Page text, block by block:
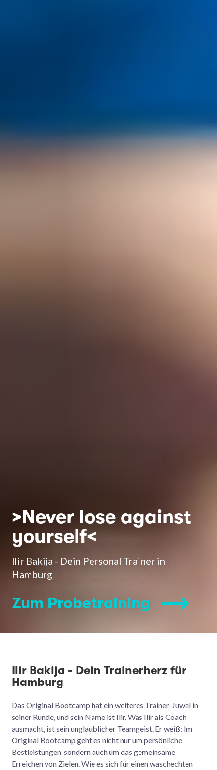
>Never lose against
yourself<
Ilir Bakija - Dein Personal Trainer in
Hamburg
Zum Probetraining
Ilir Bakija - Dein Trainerherz für
Hamburg
Das Original Bootcamp hat ein weiteres Trainer-Juwel in
seiner Runde, und sein Name ist Ilir. Was Ilir als Coach
ausmacht, ist sein unglaublicher Teamgeist. Er weiß: Im
Original Bootcamp geht es nicht nur um persönliche
Bestleistungen, sondern auch um das gemeinsame
Erreichen von Zielen. Wie es sich für einen waschechten